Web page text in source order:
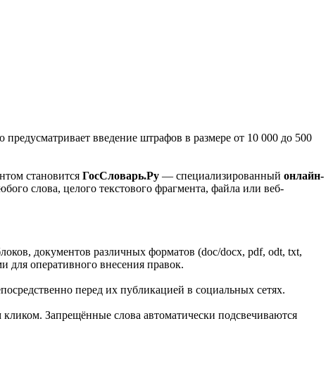
предусматривает введение штрафов в размере от 10 000 до 500
становится ГосСловарь.Ру — специализированный онлайн-
слова, целого текстового фрагмента, файла или веб-
документов различных форматов (doc/docx, pdf, odt, txt,
для оперативного внесения правок.
перед их публикацией в социальных сетях.
Запрещённые слова автоматически подсвечиваются